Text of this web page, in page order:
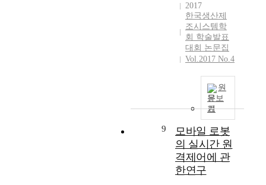
2017
한국생산제
조시스템학
회 학술발표
대회 논문집
Vol.2017 No.4
원
문보
기
9
모바일 로봇
의 실시간 원
격제어에 관
한연구